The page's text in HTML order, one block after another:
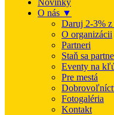
Novinky
O nás ▼
Daruj 2-3% z
O organizácii
Partneri
Staň sa
Eventy na
Pre mestá
Fotogaléria
Kontakt